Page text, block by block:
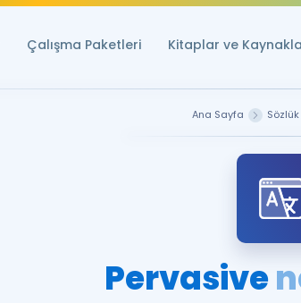
Çalışma Paketleri Kitaplar ve
Ana Sayfa Sözlük
Pervasive